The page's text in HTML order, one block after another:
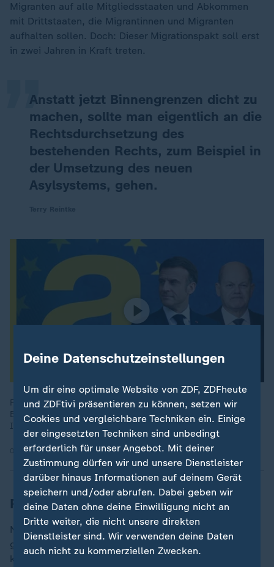
Migranten auf alle Mitgliedsstaaten und Abkommen
mit Drittstaaten, die Migrantinnen und Migranten
aufhalten sollen. Doch: Dieser Migrationspakt soll erst
in zwei Jahren in Kraft treten.
Anstatt jetzt Binnengrenzen dicht zu
machen, sollte man eigentlich an die
Rechtsdurchsetzung des
bestehenden Rechts, zum Beispiel in
der Umsetzung des neuen
Asylsystems, gehen.
„
Frankreichs Präsident Macron liebt große Gesten,
Bundeskanzler Scholz bedachte Worte. Krieg, Rechtsruck und
Inflation spalten Europa. Können diese Männer die EU retten?
07.05.2024 | 15:36 min
Reaktionen auf EU-politischer Bühne
Nicht alle sehen es so kritisch, wie man auf den
gläsernen Gängen in Straßburg hört. Vor allem in
konservativen Kreisen gibt es Zustimmung zu
Deine Datenschutzeinstellungen
Um dir eine optimale Website von ZDF, ZDFheute
und ZDFtivi präsentieren zu können, setzen wir
Cookies und vergleichbare Techniken ein. Einige
der eingesetzten Techniken sind unbedingt
erforderlich für unser Angebot. Mit deiner
Zustimmung dürfen wir und unsere Dienstleister
darüber hinaus Informationen auf deinem Gerät
speichern und/oder abrufen. Dabei geben wir
deine Daten ohne deine Einwilligung nicht an
Dritte weiter, die nicht unsere direkten
Dienstleister sind. Wir verwenden deine Daten
auch nicht zu kommerziellen Zwecken.